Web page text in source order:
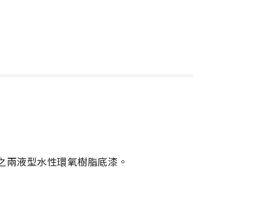
液型水性環氧樹脂底漆。